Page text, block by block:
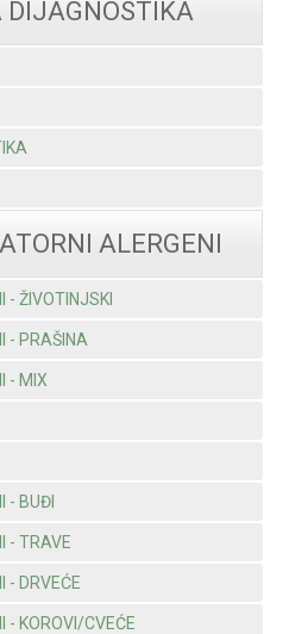
DIJAGNOSTIKA
ALERGENI
- ŽIVOTINJSKI
- PRAŠINA
- MIX
- BUĐI
- TRAVE
- DRVEĆE
- KOROVI/CVEĆE